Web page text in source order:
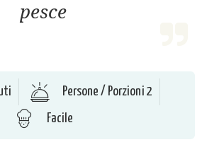
pesce
Persone / Porzioni 2
Facile